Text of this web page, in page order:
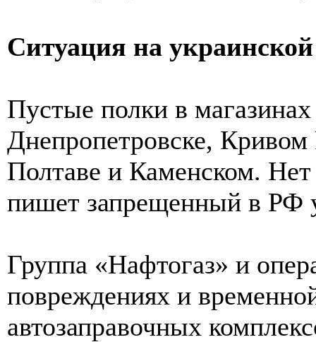
Ситуация на
Пустые полки в
Днепропетровске, Кривом
Полтаве и Каменском.
пишет запрещенный в РФ
Группа «Нафтогаз» и
повреждениях и
автозаправочных